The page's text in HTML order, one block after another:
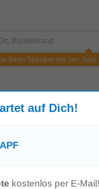
Ihren Standort ein, um
andere Suchanfrage oder
auf Dich!
kostenlos per E-Mail!